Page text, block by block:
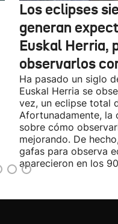
Los eclipses
generan
Euskal Herria,
observarlos
Ha pasado un siglo
Euskal Herria se
vez, un eclipse total
Afortunadamente, la
sobre cómo
mejorando. De
gafas para observa
aparecieron en los